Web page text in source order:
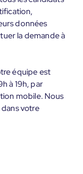
données
la demande à
équipe est
à 19h, par
mobile. Nous
votre